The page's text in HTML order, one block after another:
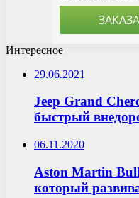
Интересное
29.06.2021
Jeep Grand
быстрый
06.11.2020
Aston Martin
который